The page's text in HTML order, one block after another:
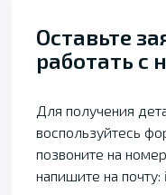
Оставьте
работать с
Для получения
воспользуйтесь
позвоните на
напишите на почту: